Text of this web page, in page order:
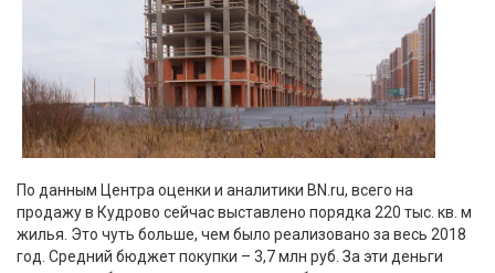
По данным Центра оценки и аналитики BN.ru, всего на
продажу в Кудрово сейчас выставлено порядка 220 тыс. кв. м
жилья. Это чуть больше, чем было реализовано за весь 2018
год. Средний бюджет покупки – 3,7 млн руб. За эти деньги